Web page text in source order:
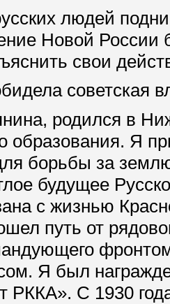
людей
Новой
свои
советская
родился в
образования. Я
борьбы за
будущее
с жизнью
путь от
Я был
РККА». С 1930